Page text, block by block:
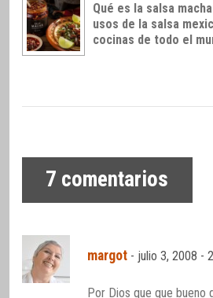
Qué es la salsa
usos de la salsa
cocinas de todo el
7 comentarios
margot - julio 3, 2008 -
Por Dios que que bueno